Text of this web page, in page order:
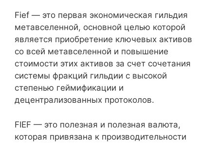
Fief — это первая экономическая гильдия
метавселенной, основной целью которой
является приобретение ключевых активов
со всей метавселенной и повышение
стоимости этих активов за счет сочетания
системы фракций гильдии с высокой
степенью геймификации и
децентрализованных протоколов.
FIEF — это полезная и полезная валюта,
которая привязана к производительности